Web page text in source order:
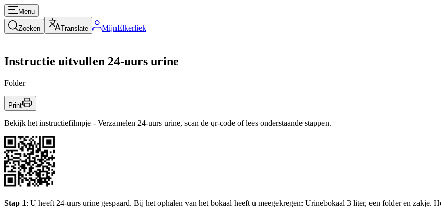
Menu
Zoeken Translate MijnElkerliek
Instructie uitvullen 24-uurs urine
Folder
Print
Bekijk het instructiefilmpje - Verzamelen 24-uurs urine, scan de qr-code of lees onderstaande stappen.
Stap 1: U heeft 24-uurs urine gespaard. Bij het ophalen van het bokaal heeft u meegekregen: Urinebokaal 3 liter, een folder en zakje.